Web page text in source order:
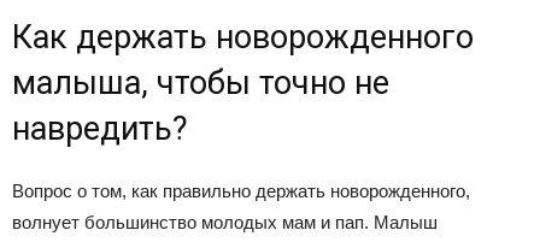
Как держать новорожденного
малыша, чтобы точно не
навредить?
Вопрос о том, как правильно держать новорожденного,
волнует большинство молодых мам и пап. Малыш